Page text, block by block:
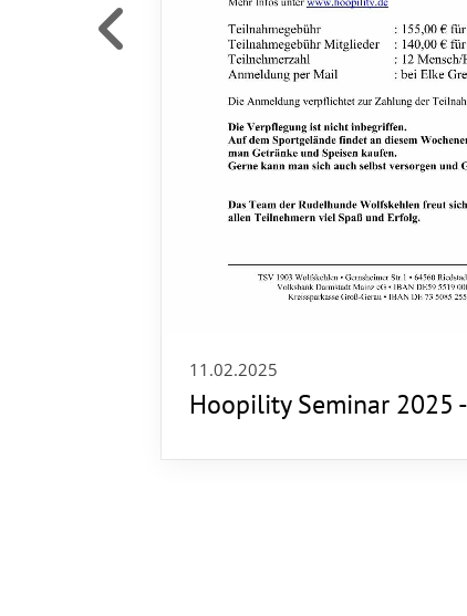
11.02.2025
Hoopility Seminar 2025